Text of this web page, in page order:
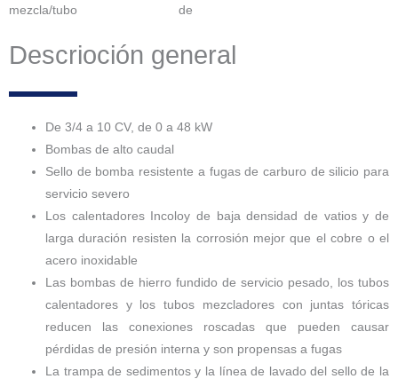
mezcla/tubo de
Descrioción general
De 3/4 a 10 CV, de 0 a 48 kW
Bombas de alto caudal
Sello de bomba resistente a fugas de carburo de silicio para
servicio severo
Los calentadores Incoloy de baja densidad de vatios y de
larga duración resisten la corrosión mejor que el cobre o el
acero inoxidable
Las bombas de hierro fundido de servicio pesado, los tubos
calentadores y los tubos mezcladores con juntas tóricas
reducen las conexiones roscadas que pueden causar
pérdidas de presión interna y son propensas a fugas
La trampa de sedimentos y la línea de lavado del sello de la